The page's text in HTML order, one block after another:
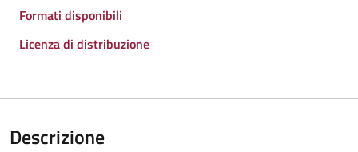
Formati disponibili
Licenza di distribuzione
Descrizione